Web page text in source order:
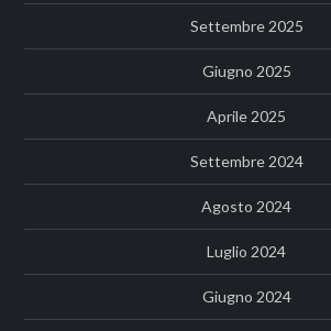
Settembre 2025
Giugno 2025
Aprile 2025
Settembre 2024
Agosto 2024
Luglio 2024
Giugno 2024